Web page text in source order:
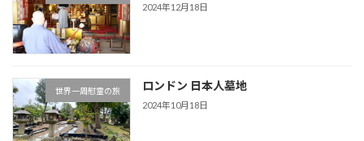
2024年12月18日
世界一周慰霊の旅 ロンドン 日本人墓地
2024年10月18日